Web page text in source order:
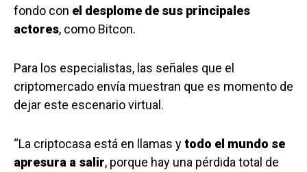
fondo con el desplome de sus principales
actores, como Bitcon.
Para los especialistas, las señales que el
criptomercado envía muestran que es momento de
dejar este escenario virtual.
“La criptocasa está en llamas ytodo el mundo se
apresura a salir, porque hay una pérdida total de